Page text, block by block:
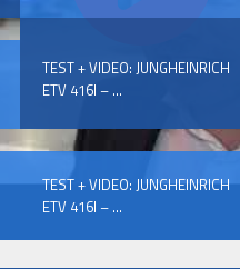
TEST + VIDEO: JUNGHEINRICH
ETV 416I – ...
TEST + VIDEO: JUNGHEINRICH
ETV 416I – ...